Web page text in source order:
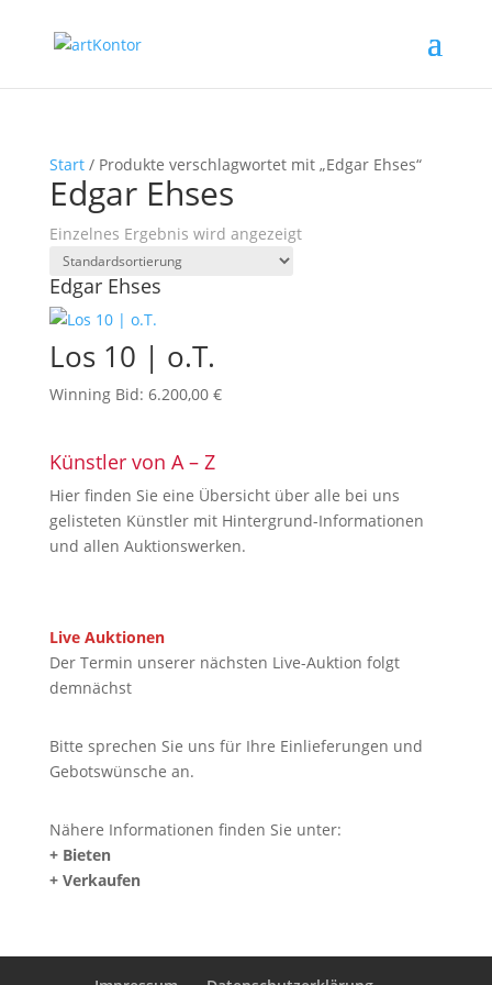
Start/ Produkte verschlagwortet mit „Edgar Ehses“
Edgar Ehses
Einzelnes Ergebnis wird angezeigt
Edgar Ehses
Los 10 | o.T.
Winning Bid: 6.200,00 €
Künstler von A – Z
Hier finden Sie eine Übersicht über alle bei uns
gelisteten Künstler mit Hintergrund-Informationen
und allen Auktionswerken.
Live Auktionen
Der Termin unserer nächsten Live-Auktion folgt
demnächst
Bitte sprechen Sie uns für Ihre Einlieferungen und
Gebotswünsche an.
Nähere Informationen finden Sie unter:
+ Bieten
+ Verkaufen